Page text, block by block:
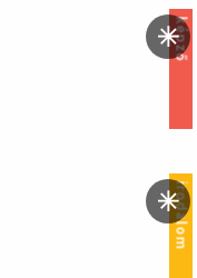
képző
irodalom